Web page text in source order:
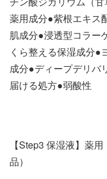
薬用成分●紫根エキス
肌成分●浸透型コラー
くら整える保湿成分●
成分●ディープデリバ
届ける処方●弱酸性
【Step3 保湿液】薬
品）